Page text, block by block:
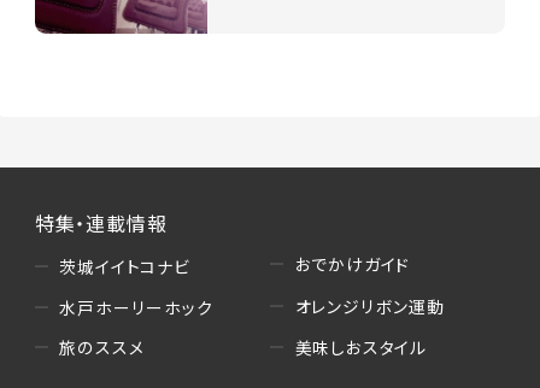
特集・連載情報
茨城イイトコナビ
水戸ホーリーホック
旅のススメ
おでかけガイド
オレンジリボン運動
美味しおスタイル